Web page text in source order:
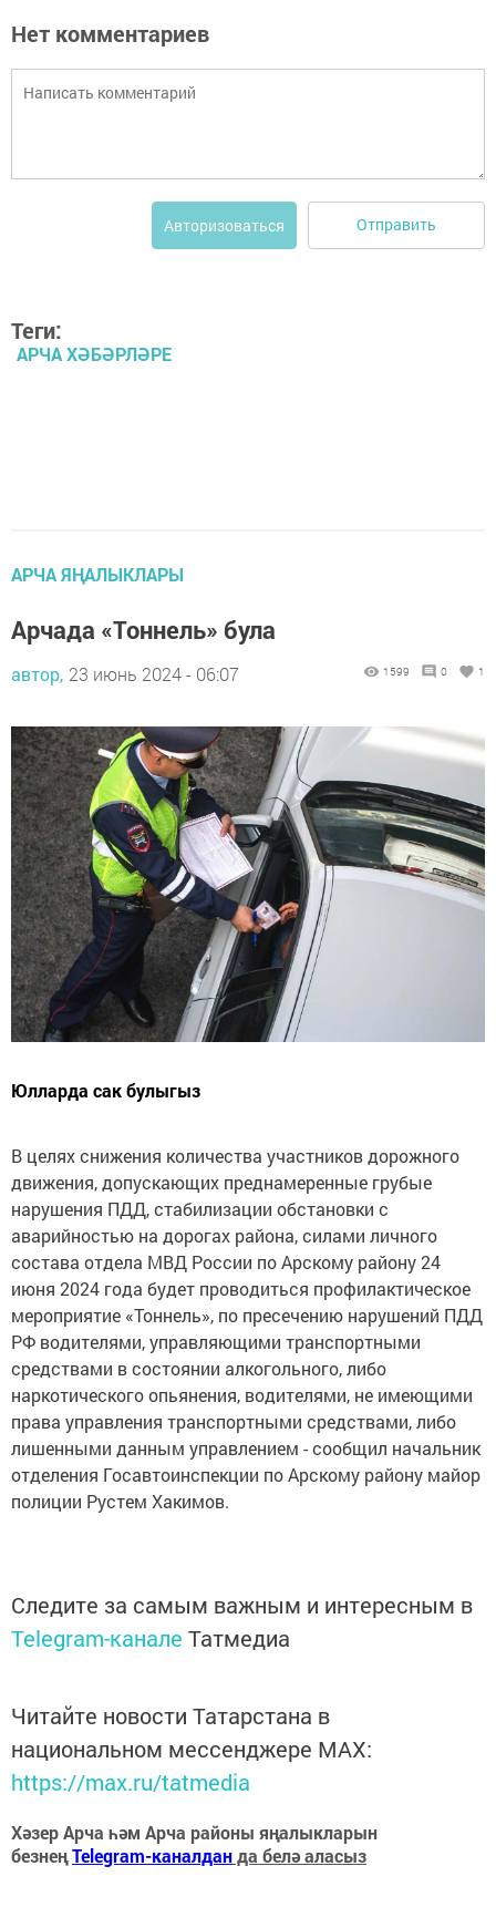
Нет комментариев
Авторизоваться Отправить
Теги:
АРЧА ХӘБӘРЛӘРЕ
АРЧА ЯҢАЛЫКЛАРЫ
Арчада «Тоннель» була
автор, 23 июнь 2024 - 06:07 1599 0 1
Юлларда сак булыгыз
В целях снижения количества участников дорожного
движения, допускающих преднамеренные грубые
нарушения ПДД, стабилизации обстановки с
аварийностью на дорогах района, силами личного
состава отдела МВД России по Арскому району 24
июня 2024 года будет проводиться профилактическое
мероприятие «Тоннель», по пресечению нарушений ПДД
РФ водителями, управляющими транспортными
средствами в состоянии алкогольного, либо
наркотического опьянения, водителями, не имеющими
права управления транспортными средствами, либо
лишенными данным управлением - сообщил начальник
отделения Госавтоинспекции по Арскому району майор
полиции Рустем Хакимов.
Следите за самым важным и интересным в
Telegram-канале Татмедиа
Читайте новости Татарстана в
национальном мессенджере MАХ:
https://max.ru/tatmedia
Хәзер Арча һәм Арча районы яңалыкларын
безнеңTelegram-каналданда белә аласыз